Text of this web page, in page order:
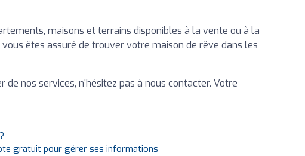
maisons et terrains disponibles à la vente ou à la
êtes assuré de trouver votre maison de rêve dans les
de nos services, n'hésitez pas à nous contacter. Votre
gratuit pour gérer ses informations